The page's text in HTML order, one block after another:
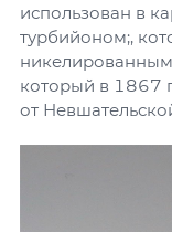
использован в
турбийоном;,
который в 1867
от